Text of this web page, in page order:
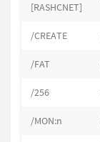
[RASHCNET]
/CREATE
/FAT
/256
/MON:n